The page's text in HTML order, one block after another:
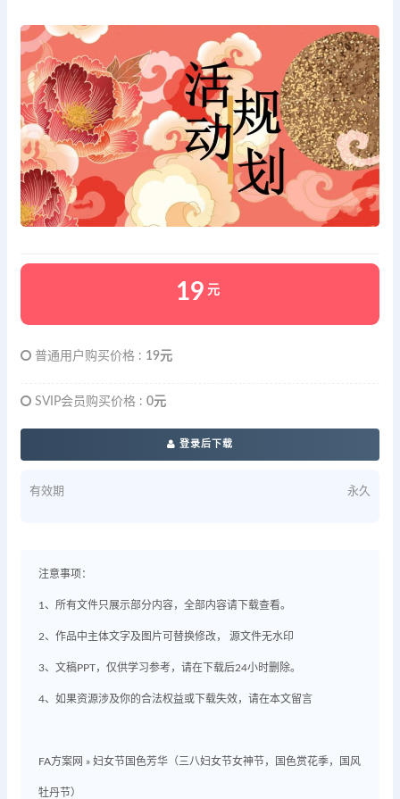
19 元
普通用户购买价格 : 19元
SVIP会员购买价格 : 0元
登录后下载
有效期 永久
注意事项：
1、所有文件只展示部分内容，全部内容请下载查看。
2、作品中主体文字及图片可替换修改， 源文件无水印
3、文稿PPT，仅供学习参考，请在下载后24小时删除。
4、如果资源涉及你的合法权益或下载失效，请在本文留言
FA方案网 » 妇女节国色芳华（三八妇女节女神节，国色赏花季，国风
牡丹节）